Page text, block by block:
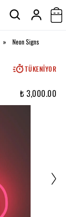
» Neon Signs
TÜKENIYOR
₺ 3,000.00